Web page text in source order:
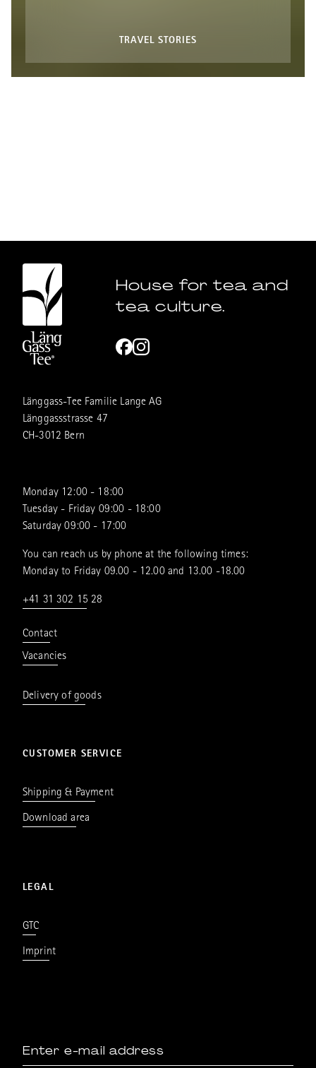
TRAVEL STORIES
House for tea and
tea culture.
Länggass-Tee Familie Lange AG
Länggassstrasse 47
CH-3012 Bern
Monday 12:00 - 18:00
Tuesday - Friday 09:00 - 18:00
Saturday 09:00 - 17:00
You can reach us by phone at the following times:
Monday to Friday 09.00 - 12.00 and 13.00 -18.00
+41 31 302 15 28
Contact
Vacancies
Delivery of goods
CUSTOMER SERVICE
Shipping & Payment
Download area
LEGAL
GTC
Imprint